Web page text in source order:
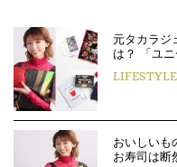
元タカラジ
は？ 「ユ
LIFESTYLE
おいしいも
お寿司は断